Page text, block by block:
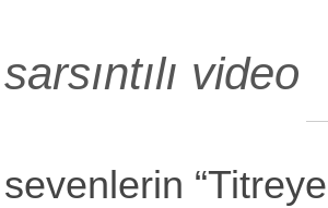
sarsıntılı video